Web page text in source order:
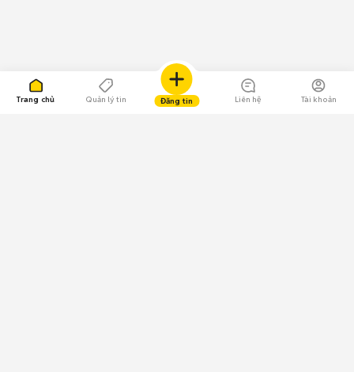
Trang chủ Quản lý tin Đăng tin Liên hệ Tài khoản